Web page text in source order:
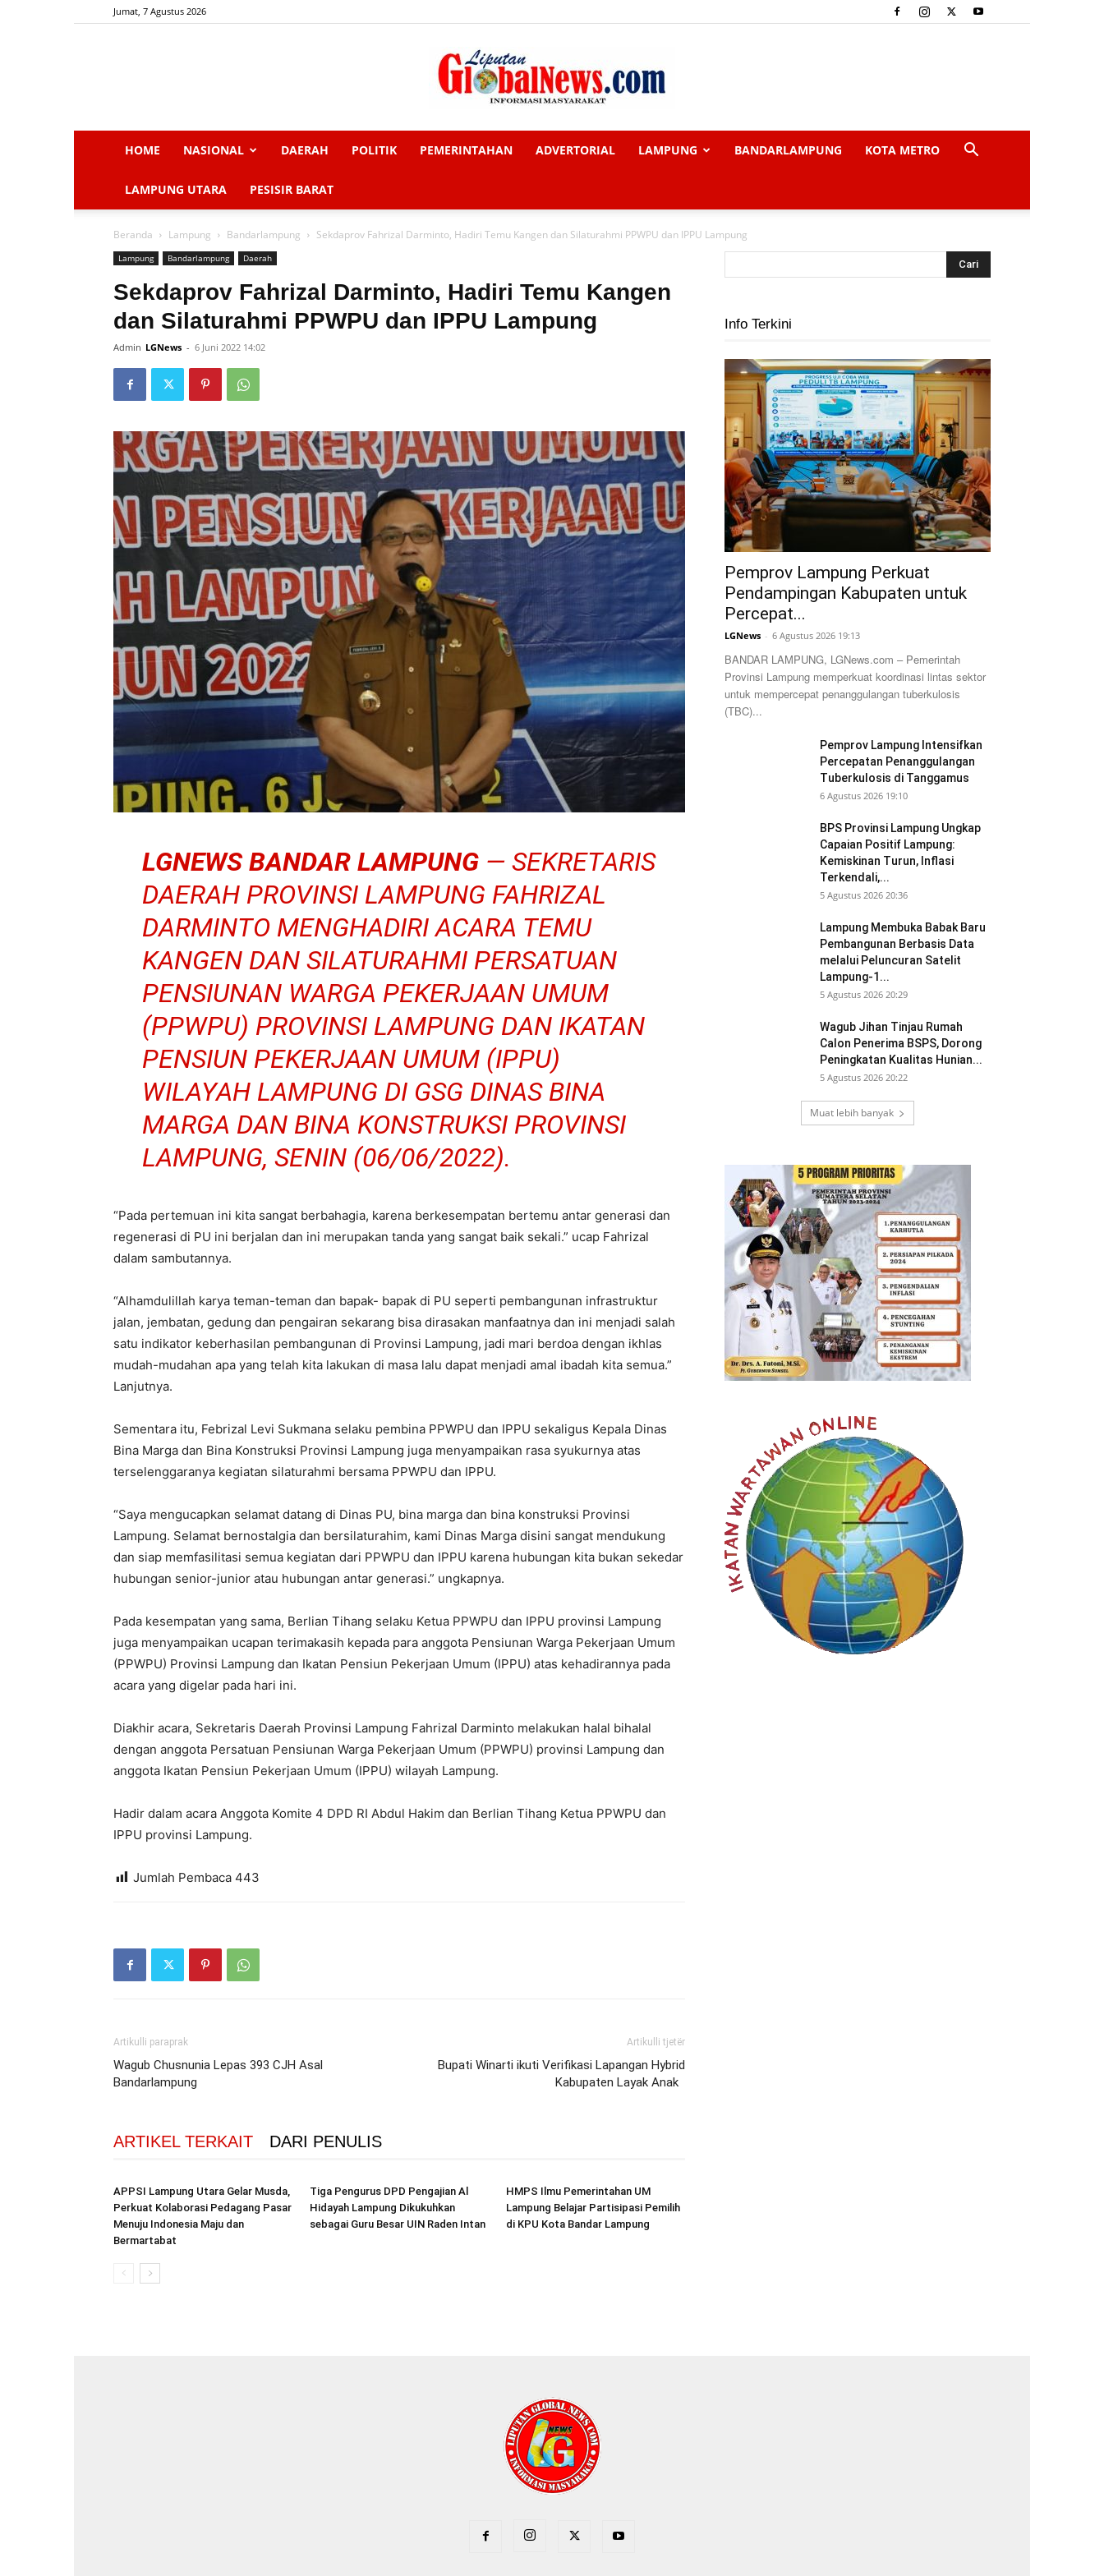
Jumat, 7 Agustus 2026
HOME NASIONAL DAERAH POLITIK PEMERINTAHAN ADVERTORIAL LAMPUNG BANDARLAMPUNG KOTA METRO
LAMPUNG UTARA PESISIR BARAT
Beranda Lampung Bandarlampung Sekdaprov Fahrizal Darminto, Hadiri Temu Kangen dan Silaturahmi PPWPU dan IPPU Lampung
Lampung Bandarlampung Daerah
Sekdaprov Fahrizal Darminto, Hadiri Temu Kangen
dan Silaturahmi PPWPU dan IPPU Lampung
Admin LGNews - 6 Juni 2022 14:02
LGNEWS BANDAR LAMPUNG— SEKRETARIS
DAERAH PROVINSI LAMPUNG FAHRIZAL
DARMINTO MENGHADIRI ACARA TEMU
KANGEN DAN SILATURAHMI PERSATUAN
PENSIUNAN WARGA PEKERJAAN UMUM
(PPWPU) PROVINSI LAMPUNG DAN IKATAN
PENSIUN PEKERJAAN UMUM (IPPU)
WILAYAH LAMPUNG DI GSG DINAS BINA
MARGA DAN BINA KONSTRUKSI PROVINSI
LAMPUNG, SENIN (06/06/2022).
“Pada pertemuan ini kita sangat berbahagia, karena berkesempatan bertemu antar generasi dan
regenerasi di PU ini berjalan dan ini merupakan tanda yang sangat baik sekali.” ucap Fahrizal
dalam sambutannya.
“Alhamdulillah karya teman-teman dan bapak- bapak di PU seperti pembangunan infrastruktur
jalan, jembatan, gedung dan pengairan sekarang bisa dirasakan manfaatnya dan ini menjadi salah
satu indikator keberhasilan pembangunan di Provinsi Lampung, jadi mari berdoa dengan ikhlas
mudah-mudahan apa yang telah kita lakukan di masa lalu dapat menjadi amal ibadah kita semua.”
Lanjutnya.
Sementara itu, Febrizal Levi Sukmana selaku pembina PPWPU dan IPPU sekaligus Kepala Dinas
Bina Marga dan Bina Konstruksi Provinsi Lampung juga menyampaikan rasa syukurnya atas
terselenggaranya kegiatan silaturahmi bersama PPWPU dan IPPU.
“Saya mengucapkan selamat datang di Dinas PU, bina marga dan bina konstruksi Provinsi
Lampung. Selamat bernostalgia dan bersilaturahim, kami Dinas Marga disini sangat mendukung
dan siap memfasilitasi semua kegiatan dari PPWPU dan IPPU karena hubungan kita bukan sekedar
hubungan senior-junior atau hubungan antar generasi.” ungkapnya.
Pada kesempatan yang sama, Berlian Tihang selaku Ketua PPWPU dan IPPU provinsi Lampung
juga menyampaikan ucapan terimakasih kepada para anggota Pensiunan Warga Pekerjaan Umum
(PPWPU) Provinsi Lampung dan Ikatan Pensiun Pekerjaan Umum (IPPU) atas kehadirannya pada
acara yang digelar pada hari ini.
Diakhir acara, Sekretaris Daerah Provinsi Lampung Fahrizal Darminto melakukan halal bihalal
dengan anggota Persatuan Pensiunan Warga Pekerjaan Umum (PPWPU) provinsi Lampung dan
anggota Ikatan Pensiun Pekerjaan Umum (IPPU) wilayah Lampung.
Hadir dalam acara Anggota Komite 4 DPD RI Abdul Hakim dan Berlian Tihang Ketua PPWPU dan
IPPU provinsi Lampung.
Jumlah Pembaca 443
Artikulli paraprak
Wagub Chusnunia Lepas 393 CJH Asal
Bandarlampung
Artikulli tjetër
Bupati Winarti ikuti Verifikasi Lapangan Hybrid
Kabupaten Layak Anak
ARTIKEL TERKAIT DARI PENULIS
APPSI Lampung Utara Gelar Musda,
Perkuat Kolaborasi Pedagang Pasar
Menuju Indonesia Maju dan
Bermartabat
Tiga Pengurus DPD Pengajian Al
Hidayah Lampung Dikukuhkan
sebagai Guru Besar UIN Raden Intan
HMPS Ilmu Pemerintahan UM
Lampung Belajar Partisipasi Pemilih
di KPU Kota Bandar Lampung
Info Terkini
Pemprov Lampung Perkuat
Pendampingan Kabupaten untuk
Percepat...
LGNews - 6 Agustus 2026 19:13
BANDAR LAMPUNG, LGNews.com – Pemerintah
Provinsi Lampung memperkuat koordinasi lintas sektor
untuk mempercepat penanggulangan tuberkulosis
(TBC)...
Pemprov Lampung Intensifkan
Percepatan Penanggulangan
Tuberkulosis di Tanggamus
6 Agustus 2026 19:10
BPS Provinsi Lampung Ungkap
Capaian Positif Lampung:
Kemiskinan Turun, Inflasi
Terkendali,...
5 Agustus 2026 20:36
Lampung Membuka Babak Baru
Pembangunan Berbasis Data
melalui Peluncuran Satelit
Lampung-1...
5 Agustus 2026 20:29
Wagub Jihan Tinjau Rumah
Calon Penerima BSPS, Dorong
Peningkatan Kualitas Hunian...
5 Agustus 2026 20:22
Muat lebih banyak